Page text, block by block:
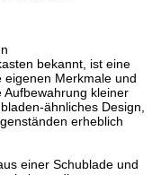
bekannt, ist eine
eigenen Merkmale und
kleiner
ähnliches Design,
erheblich
einer Schublade und